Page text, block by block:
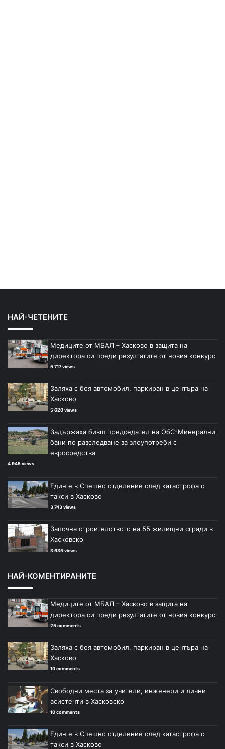
НАЙ-ЧЕТЕНИТЕ
Медиците от МБАЛ – Хасково в защита на
директора си преди резултатите от новия конкурс
5 717 views
Заляха с боя автомобил, паркиран в центъра на
Хасково
5 620 views
Задържаха бивш председател на ОбС-Минерални
бани по разследване за злоупотреби с
евросредства
4 945 views
Един е в Спешно отделение след катастрофа с
такси в Хасково
3 743 views
Започна строителството на 55 жилищни сгради в
Хасковско
3 635 views
НАЙ-КОМЕНТИРАНИТЕ
Медиците от МБАЛ – Хасково в защита на
директора си преди резултатите от новия конкурс
25 comments
Заляха с боя автомобил, паркиран в центъра на
Хасково
10 comments
Свободни места за учители, инженери и лични
асистенти в Хасковско
10 comments
Един е в Спешно отделение след катастрофа с
такси в Хасково